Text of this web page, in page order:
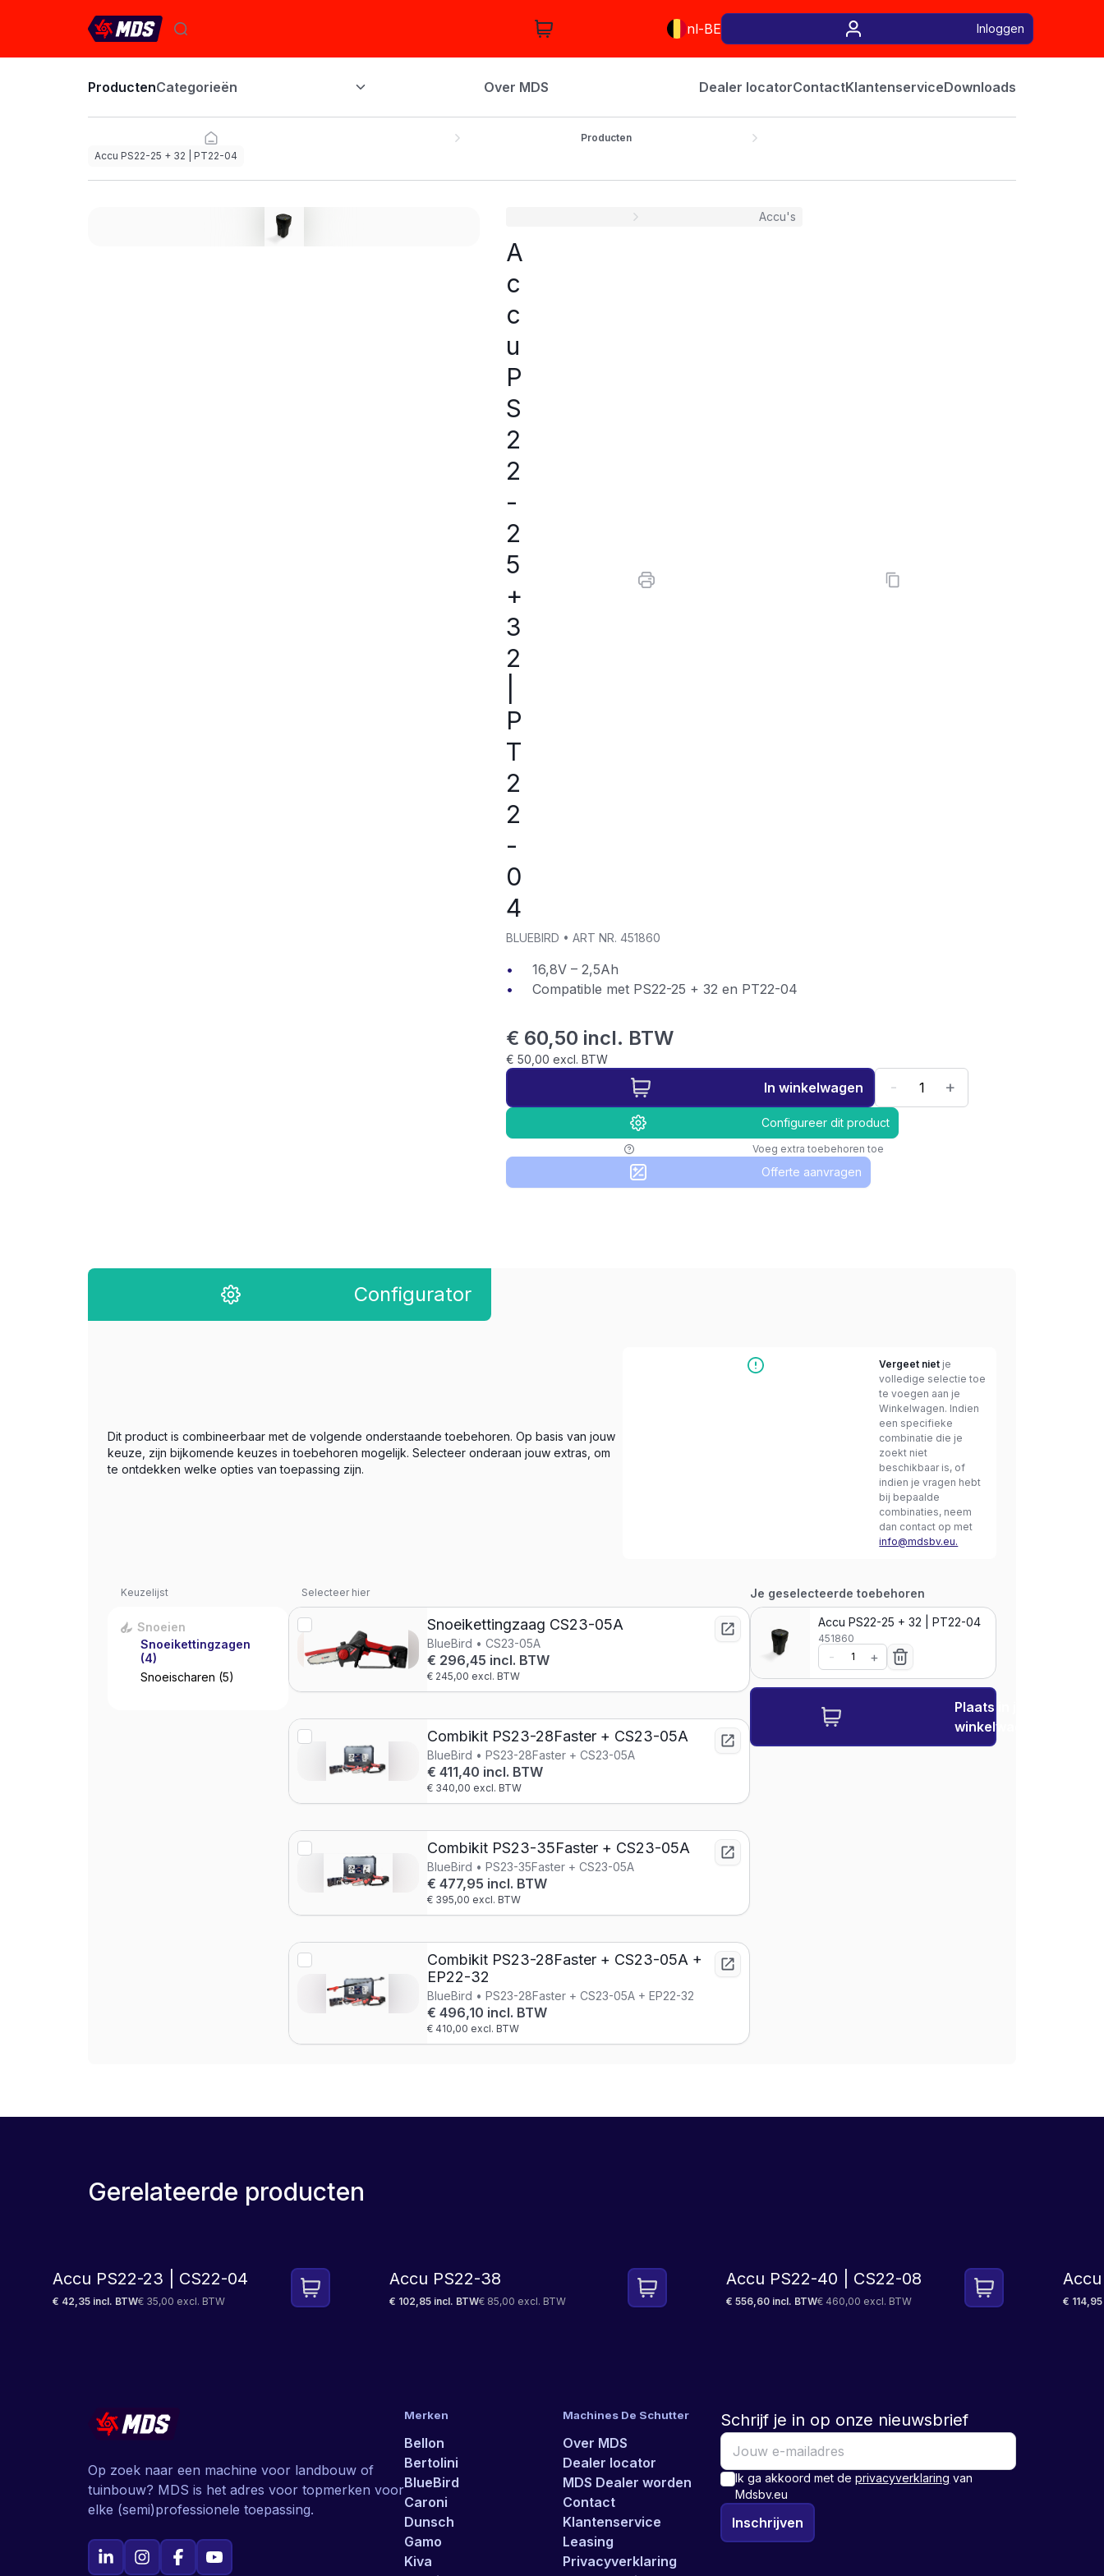
nl-BE Inloggen
ProductenCategorieën Over MDS Dealer locatorContactKlantenserviceDownloads
Producten
Accu PS22-25 + 32 | PT22-04
Accu's
A
c
c
u
P
S
2
2
-
2
5
+
3
2
P
T
2
2
-
0
4
BLUEBIRD •ART NR. 451860
16,8V – 2,5Ah
Compatible met PS22-25 + 32 en PT22-04
€ 60,50 incl. BTW
€ 50,00 excl. BTW
In winkelwagen - +
Configureer dit product
Voeg extra toebehoren toe
Offerte aanvragen
Configurator
Dit product is combineerbaar met de volgende onderstaande toebehoren. Op basis van jouw
keuze, zijn bijkomende keuzes in toebehoren mogelijk. Selecteer onderaan jouw extras, om
te ontdekken welke opties van toepassing zijn.
Vergeet niet je
volledige selectie toe
te voegen aan je
Winkelwagen. Indien
een specifieke
combinatie die je
zoekt niet
beschikbaar is, of
indien je vragen hebt
bij bepaalde
combinaties, neem
dan contact op met
info@mdsbv.eu.
Keuzelijst
Snoeien
Snoeikettingzagen
(4)
Snoeischaren (5)
Selecteer hier
Snoeikettingzaag CS23-05A
BlueBird • CS23-05A
€ 296,45 incl. BTW
€ 245,00 excl. BTW
Combikit PS23-28Faster + CS23-05A
BlueBird • PS23-28Faster + CS23-05A
€ 411,40 incl. BTW
€ 340,00 excl. BTW
Combikit PS23-35Faster + CS23-05A
BlueBird • PS23-35Faster + CS23-05A
€ 477,95 incl. BTW
€ 395,00 excl. BTW
Combikit PS23-28Faster + CS23-05A +
EP22-32
BlueBird • PS23-28Faster + CS23-05A + EP22-32
€ 496,10 incl. BTW
€ 410,00 excl. BTW
Je geselecteerde toebehoren
Accu PS22-25 + 32 | PT22-04
451860
- +
Plaats in je
winkelwagen
Gerelateerde producten
Accu PS22-23 | CS22-04
€ 42,35 incl. BTW€ 35,00 excl. BTW
Accu PS22-38
€ 102,85 incl. BTW€ 85,00 excl. BTW
Accu PS22-40 | CS22-08
€ 556,60 incl. BTW€ 460,00 excl. BTW €
Op zoek naar een machine voor landbouw of
tuinbouw? MDS is het adres voor topmerken voor
elke (semi)professionele toepassing.
Merken
Bellon
Bertolini
BlueBird
Caroni
Dunsch
Gamo
Kiva
Machines De Schutter
Over MDS
Dealer locator
MDS Dealer worden
Contact
Klantenservice
Leasing
Privacyverklaring
Schrijf je in op onze nieuwsbrief
Ik ga akkoord met deprivacyverklaring van
Mdsbv.eu
Inschrijven